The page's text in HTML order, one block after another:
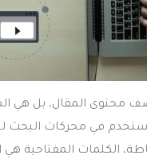
المقال، بل هي
في محركات البحث
الكلمات المفتاحية